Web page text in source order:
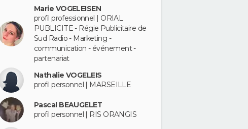
Marie VOGELEISEN
profil professionnel | ORIAL
PUBLICITE - Régie Publicitaire de
Sud Radio - Marketing -
communication - événement -
partenariat
Nathalie VOGELEIS
profil personnel | MARSEILLE
Pascal BEAUGELET
profil personnel | RIS ORANGIS